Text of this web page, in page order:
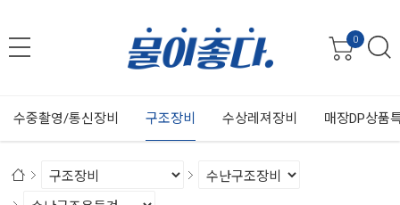
0
수중촬영/통신장비 구조장비 수상레져장비 매장DP상품